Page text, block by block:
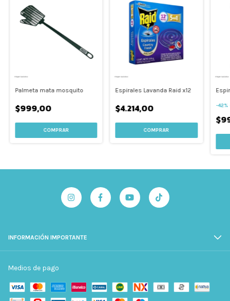
Palmeta mata mosquito
$999,00
Espirales Lavanda Raid x12
$4.214,00 -42%
INFORMACIÓN IMPORTANTE
Medios de pago